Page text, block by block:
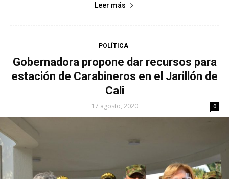
Leer más
POLÍTICA
Gobernadora propone dar recursos para
estación de Carabineros en el Jarillón de
Cali
17 agosto, 2020 0